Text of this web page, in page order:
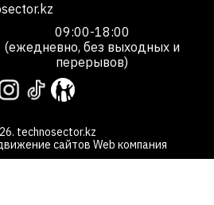
09:00-18:00
(ежедневно, без выходных и
перерывов)
technosector.kz
сайтов Web компания